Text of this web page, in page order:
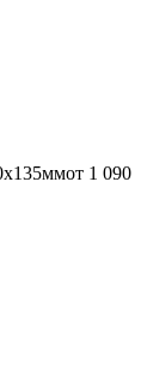
от 1 090